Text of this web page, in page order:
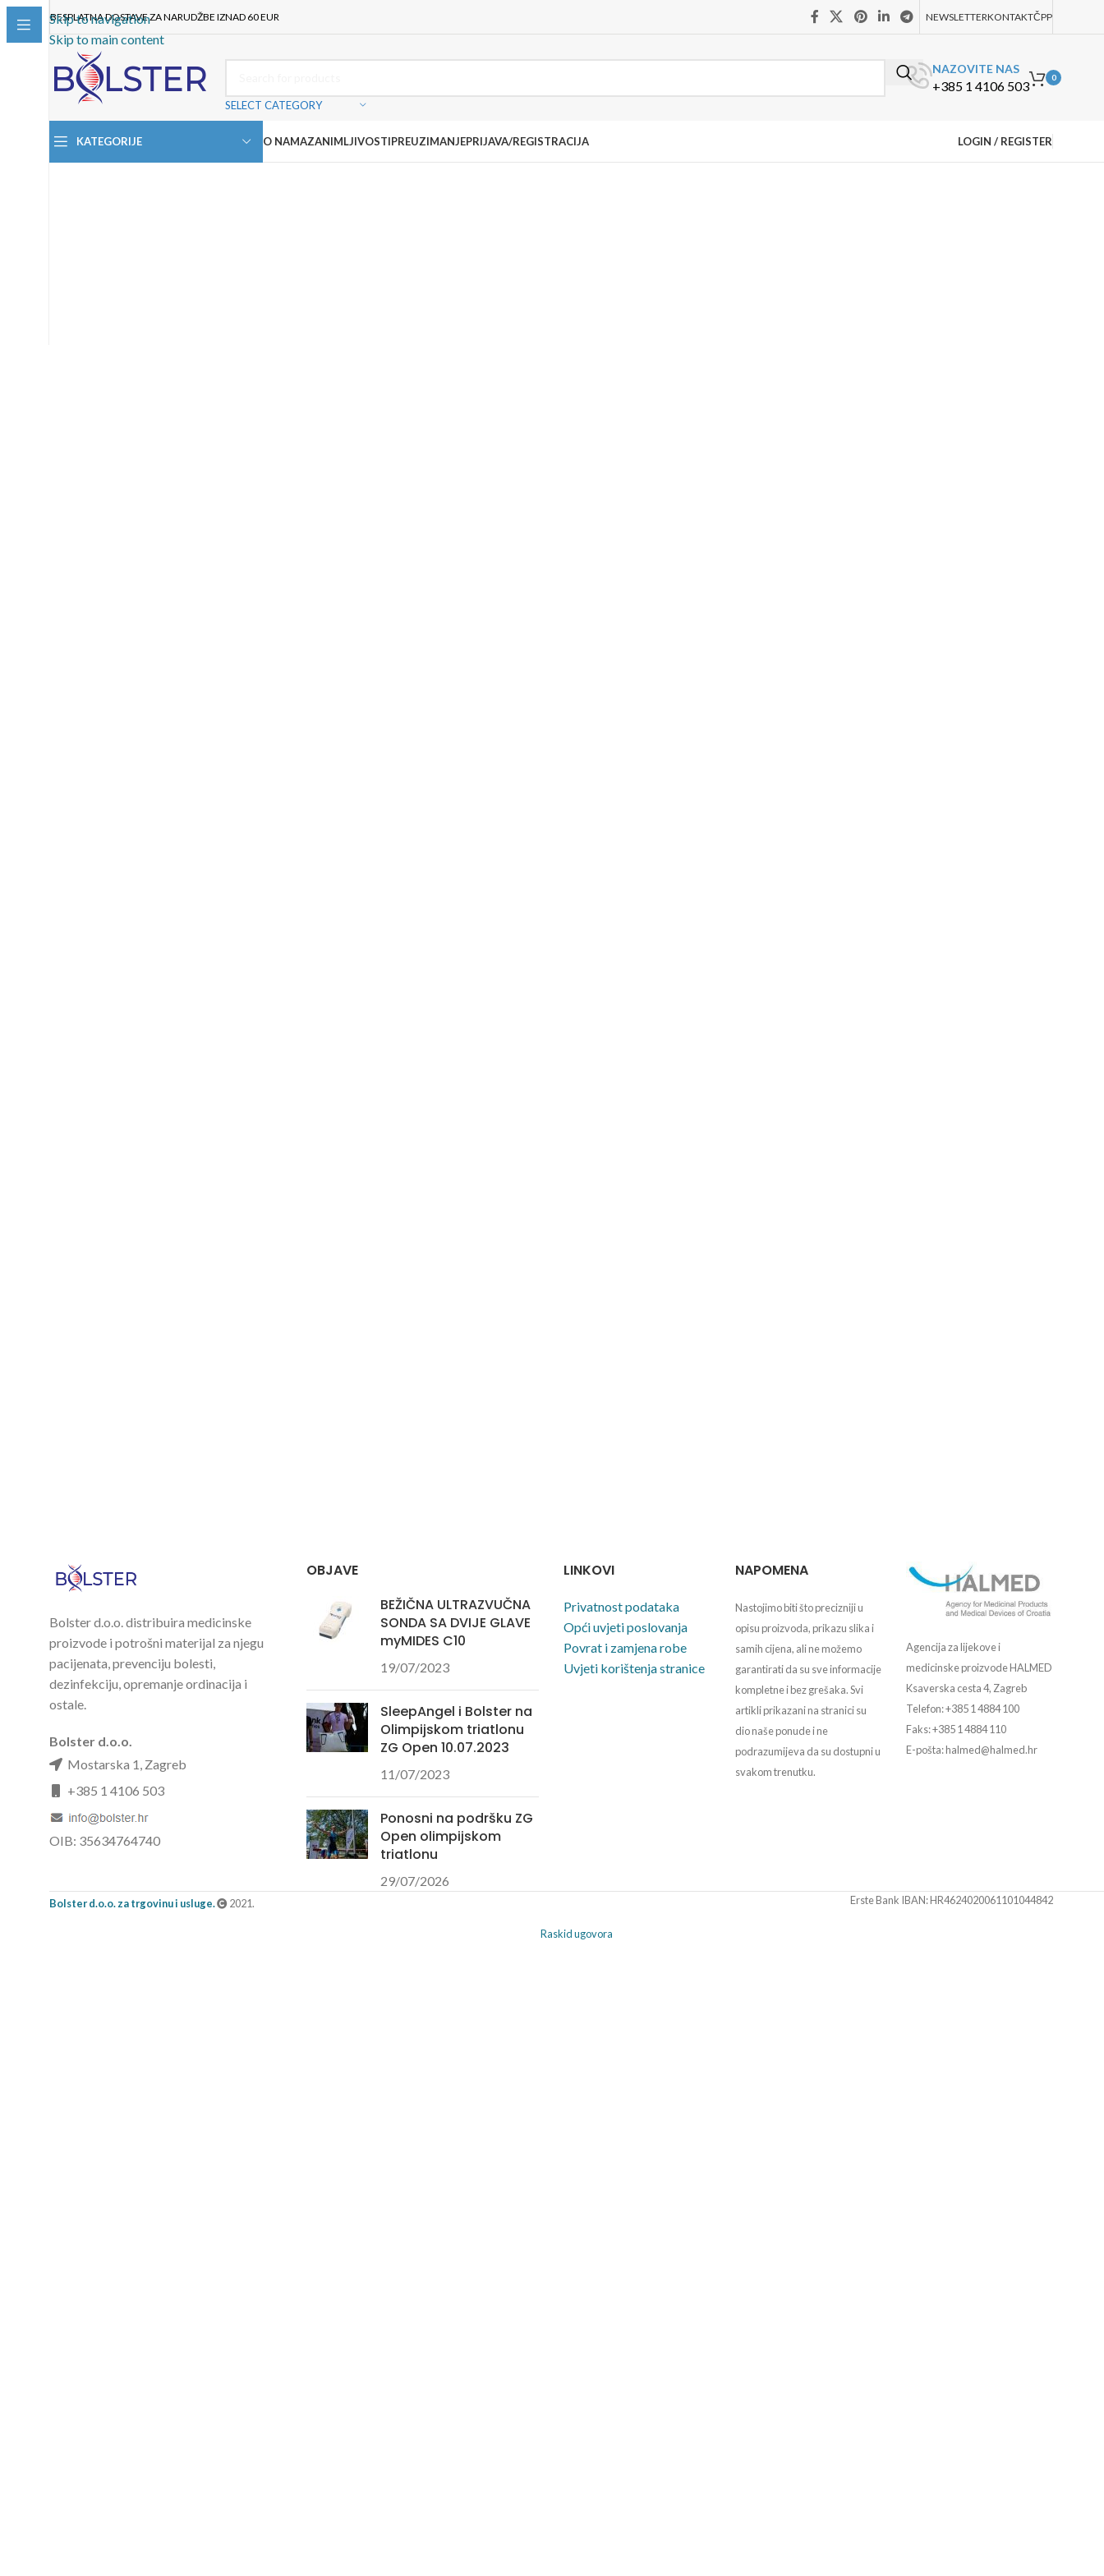
Skip to navigation
Skip to main content
BESPLATNA DOSTAVE ZA NARUDŽBE IZNAD 60 EUR NEWSLETTERKONTAKTČPP
SELECT CATEGORY
NAZOVITE NAS
+385 1 4106 503
0
KATEGORIJE O NAMAZANIMLJIVOSTIPREUZIMANJEPRIJAVA/REGISTRACIJA LOGIN / REGISTER
Bolster d.o.o. distribuira medicinske
proizvode i potrošni materijal za njegu
pacijenata, prevenciju bolesti,
dezinfekciju, opremanje ordinacija i
ostale.
Bolster d.o.o.
Mostarska 1, Zagreb
+385 1 4106 503
OIB: 35634764740
OBJAVE
BEŽIČNA ULTRAZVUČNA
SONDA SA DVIJE GLAVE
myMIDES C10
19/07/2023
SleepAngel i Bolster na
Olimpijskom triatlonu
ZG Open 10.07.2023
11/07/2023
Ponosni na podršku ZG
Open olimpijskom
triatlonu
29/07/2026
LINKOVI
Privatnost podataka
Opći uvjeti poslovanja
Povrat i zamjena robe
Uvjeti korištenja stranice
NAPOMENA
Nastojimo biti što precizniji u
opisu proizvoda, prikazu slika i
samih cijena, ali ne možemo
garantirati da su sve informacije
kompletne i bez grešaka. Svi
artikli prikazani na stranici su
dio naše ponude i ne
podrazumijeva da su dostupni u
svakom trenutku.
Agencija za lijekove i
medicinske proizvode HALMED
Ksaverska cesta 4, Zagreb
Telefon: +385 1 4884 100
Faks: +385 1 4884 110
E-pošta: halmed@halmed.hr
Bolster d.o.o. za trgovinu i usluge. 2021. Erste Bank IBAN: HR4624020061101044842
Raskid ugovora